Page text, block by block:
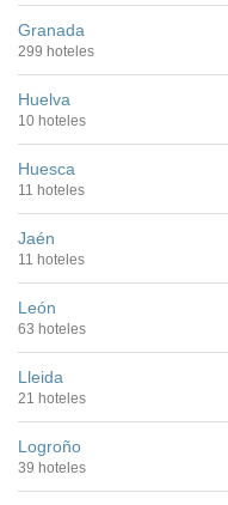
Granada
299 hoteles
Huelva
10 hoteles
Huesca
11 hoteles
Jaén
11 hoteles
León
63 hoteles
Lleida
21 hoteles
Logroño
39 hoteles